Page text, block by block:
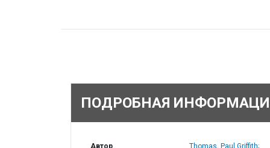
ПОДРОБНАЯ
Автор Thomas, Paul Griffith;